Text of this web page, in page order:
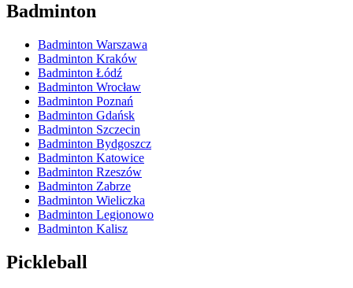
Badminton
Badminton Warszawa
Badminton Kraków
Badminton Łódź
Badminton Wrocław
Badminton Poznań
Badminton Gdańsk
Badminton Szczecin
Badminton Bydgoszcz
Badminton Katowice
Badminton Rzeszów
Badminton Zabrze
Badminton Wieliczka
Badminton Legionowo
Badminton Kalisz
Pickleball